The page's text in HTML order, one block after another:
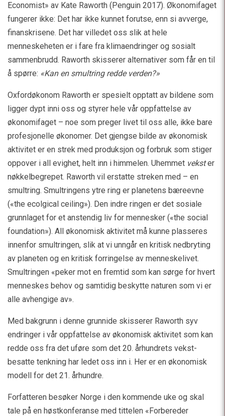
Economist» av Kate Raworth (Penguin 2017). Økonomifaget
fungerer ikke: Det har ikke kunnet forutse, enn si avverge,
finanskrisene. Det har villedet oss slik at hele
menneskeheten er i fare fra klimaendringer og sosialt
sammenbrudd. Raworth skisserer alternativer som får en til
å spørre: «Kan en smultring redde verden?»
Oxfordøkonom Raworth er spesielt opptatt av bildene som
ligger dypt inni oss og styrer hele vår oppfattelse av
økonomifaget – noe som preger livet til oss alle, ikke bare
profesjonelle økonomer. Det gjengse bilde av økonomisk
aktivitet er en strek med produksjon og forbruk som stiger
oppover i all evighet, helt inn i himmelen. Uhemmet vekster
nøkkelbegrepet. Raworth vil erstatte streken med – en
smultring. Smultringens ytre ring er planetens bæreevne
(«the ecolgical ceiling»). Den indre ringen er det sosiale
grunnlaget for et anstendig liv for mennesker («the social
foundation»). All økonomisk aktivitet må kunne plasseres
innenfor smultringen, slik at vi unngår en kritisk nedbryting
av planeten og en kritisk forringelse av menneskelivet.
Smultringen «peker mot en fremtid som kan sørge for hvert
menneskes behov og samtidig beskytte naturen som vi er
alle avhengige av».
Med bakgrunn i denne grunnide skisserer Raworth syv
endringer i vår oppfattelse av økonomisk aktivitet som kan
redde oss fra det uføre som det 20. århundrets vekst-
besatte tenkning har ledet oss inn i. Her er en økonomisk
modell for det 21. århundre.
Forfatteren besøker Norge i den kommende uke og skal
tale på en høstkonferanse med tittelen «Forbereder